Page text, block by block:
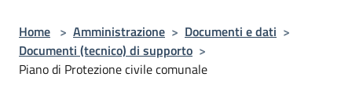
Home > Amministrazione > Documenti e dati >
Documenti (tecnico) di supporto >
Piano di Protezione civile comunale